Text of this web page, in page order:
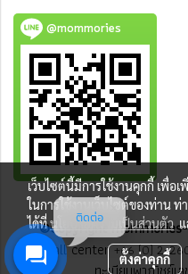
@mommories
©Copyright
Call center+66 (0) 2-
เว็บไซต์นี้มีการใช้งานคุกกี้ เพื่
ในการใช้งานเว็บไซต์ของท่าน
ได้ที่นโยบายความเป็นส่วนตัวแ
ตั้งค่าคุกกี้
ติดต่อ